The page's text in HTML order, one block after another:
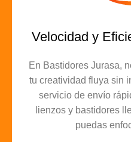
Velocidad y
En Bastidores Jurasa,
tu creatividad fluya sin
servicio de envío
lienzos y bastidores
puedas